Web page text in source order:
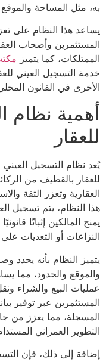
مثل المساحة والموقع
هذا النظام على تعزيز
وأصحاب العقارات
كما يتميزمكتب
التسجيل العيني للعقار
في القانون المحلي
نظام
نظام التسجيل العيني
بالقطيف من الركائز
وتعزز الثقة
النظام، يتم تسجيل
المالكين إثباتًا قانونيًا
أو التعديات على
النظام بأنه يحدد
والحدود، مما
البيع والشراء ونقل
عبر توفير
مما يعزز من
العمراني المستدام.
إلى ذلك، فإن